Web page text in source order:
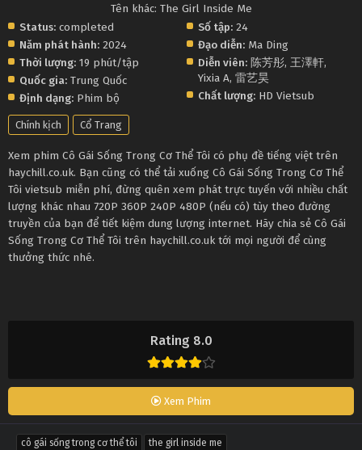
Rating 8.0
Xem Phim
Tên khác: The Girl Inside Me
Status: completed
Năm phát hành: 2024
Thời lượng: 19 phút/tập
Quốc gia: Trung Quốc
Định dạng: Phim bộ
Số tập: 24
Đạo diễn: Ma Ding
Diễn viên: 陈芳彤, 王澤軒,
Yixia A,雷艺昊
Chất lượng: HD Vietsub
Chính kịch Cổ Trang
Xem phim Cô Gái Sống Trong Cơ Thể Tôi có phụ đề tiếng việt trên
haychill.co.uk. Bạn cũng có thể tải xuống Cô Gái Sống Trong Cơ Thể
Tôi vietsub miễn phí, đừng quên xem phát trực tuyến với nhiều chất
lượng khác nhau 720P 360P 240P 480P (nếu có) tùy theo đường
truyền của bạn để tiết kiệm dung lượng internet. Hãy chia sẻ Cô Gái
Sống Trong Cơ Thể Tôi trên haychill.co.uk tới mọi người để cùng
thưởng thức nhé.
cô gái sống trong cơ thể tôi the girl inside me